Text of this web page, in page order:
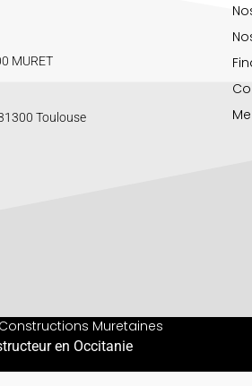
MURET
Toulouse
Muretaines
en Occitanie